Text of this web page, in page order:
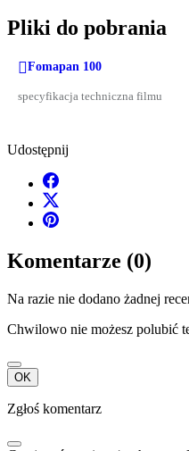
Pliki do pobrania
Fomapan 100
specyfikacja techniczna filmu
Udostępnij
Komentarze (0)
Na razie nie dodano żadnej
Chwilowo nie możesz polubić
OK
Zgłoś komentarz